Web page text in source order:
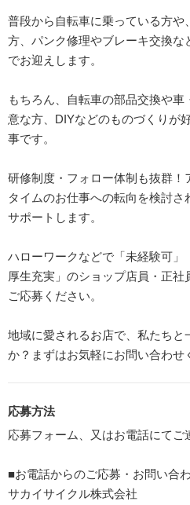
普段から自転車に乗っている方や
方、パンク修理やブレーキ交換な
でお迎えします。
もちろん、自転車の部品交換や
意な方、DIYなどのものづくりが
事です。
研修制度・フォロー体制も抜群
タイムのお仕事への転向を検討
サポートします。
ハローワークなどで「未経験可」
厚生充実」のショップ店員・正
ご応募ください。
地域に愛されるお店で、私たちと
か？まずはお気軽にお問い合わせ
応募方法
応募フォーム、又はお電話にてご
■お電話からのご応募・お問い合
サカイサイクル株式会社